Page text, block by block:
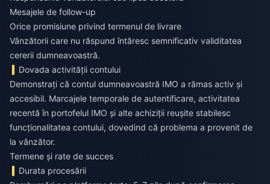
Mesajele de follow-up
Orice promisiune privind termenul de livrare
Vânzătorii care nu răspund întăresc semnificativ validitatea
cererii dumneavoastră.
Dovada activității contului
Demonstrați că contul dumneavoastră IMO a rămas activ și
accesibil. Marcajele temporale de autentificare, activitatea
recentă în portofelul IMO și alte achiziții reușite stabilesc
funcționalitatea contului, dovedind că problema a provenit de
la vânzător.
Termene și rate de succes
Durata procesării